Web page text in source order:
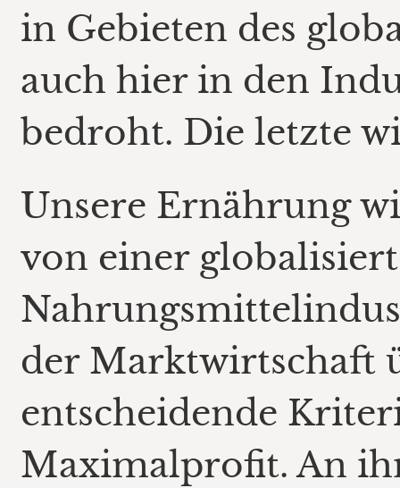
in Gebieten des
auch hier in den
bedroht. Die letzte
Unsere Ernährung
von einer
der Marktwirtschaft
entscheidende
Maximalprofit. An